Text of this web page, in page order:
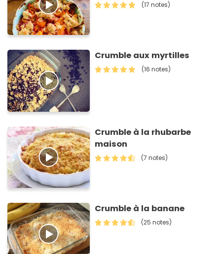
(17 notes)
Crumble aux myrtilles
(16 notes)
Crumble à la rhubarbe
maison
(7 notes)
Crumble à la banane
(25 notes)